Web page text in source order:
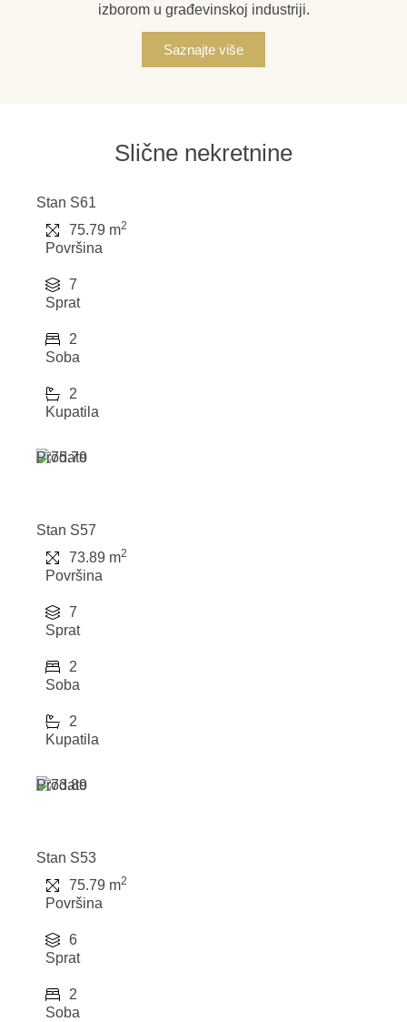
izborom u građevinskoj industriji.
Saznajte više
Slične nekretnine
Stan S61
75.79 m2
Površina
7
Sprat
2
Soba
2
Kupatila
Prodato
Stan S57
73.89 m2
Površina
7
Sprat
2
Soba
2
Kupatila
Prodato
Stan S53
75.79 m2
Površina
6
Sprat
2
Soba